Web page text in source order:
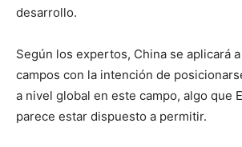
desarrollo.
Según los expertos, China se aplicará
campos con la intención de
a nivel global en este campo, algo que
parece estar dispuesto a permitir.